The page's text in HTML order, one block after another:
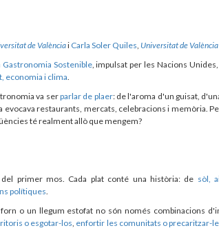
de Valènciai Carla Soler Quiles Universitat de València
Gastronomia Sostenible, impulsat per les Nacions
economia i clima
va serparlar de plaer: de l'aroma d'un guisat,
evocava restaurants, mercats, celebracions i memòria.
té realment allò que mengem?
primer mos. Cada plat conté una història: de sòl,
polítiques
o un llegum estofat no són només combinacions
o esgotar-los enfortir les comunitats o precaritzar-